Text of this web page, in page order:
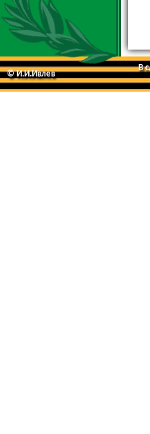
© И.И.Ивлев
В